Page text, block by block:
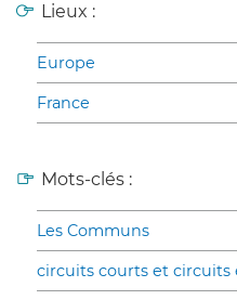
Lieux :
Europe
France
Mots-clés :
Les Communs
circuits courts et circuits